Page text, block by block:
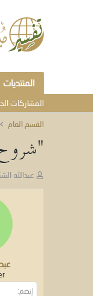
المنتديات
المشاركات
القسم العام
"شروح
ب
ع
عبدالله
إنضم